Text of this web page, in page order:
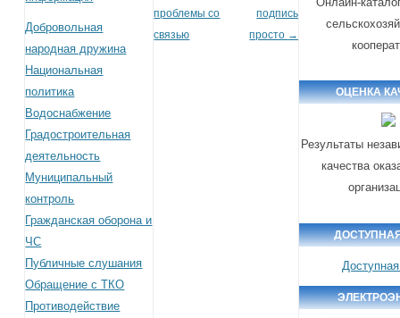
Добровольная
народная дружина
Национальная
политика
Водоснабжение
Градостроительная
деятельность
Муниципальный
контроль
Гражданская оборона и
ЧС
Публичные слушания
Обращение с ТКО
Противодействие
проблемы со
связью
подпись
просто →
ОЦЕНКА
Результаты
качества